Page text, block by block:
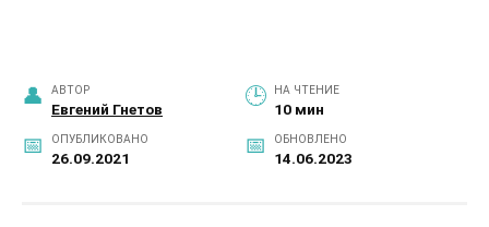
АВТОР
Евгений Гнетов
НА ЧТЕНИЕ
10 мин
ОПУБЛИКОВАНО
26.09.2021
ОБНОВЛЕНО
14.06.2023